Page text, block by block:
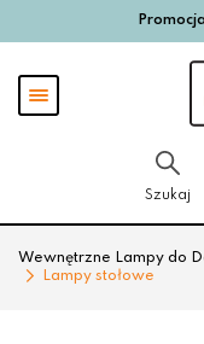
Przejdź
głównego
Przejdź
menu
stopce
Pokaż
menu
Szukaj
Wewnętrzne Lampy do
Lampy stołowe